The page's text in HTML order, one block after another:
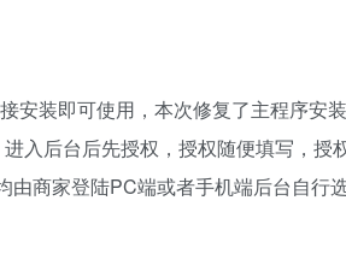
安装即可使用，本次修复了主程序安
入后台后先授权，授权随便填写，
商家登陆PC端或者手机端后台自行选